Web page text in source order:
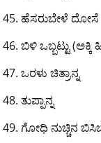
ಹೆಸರುಬೇಳೆ ದೋಸೆ
ಬಿಳಿ ಒಬ್ಬಟ್ಟು
ಒರಳು ಚಿತ್ರಾನ್ನ
ತುಪ್ಪಾನ್ನ
ಗೋಧಿ ನುಚ್ಚಿನ